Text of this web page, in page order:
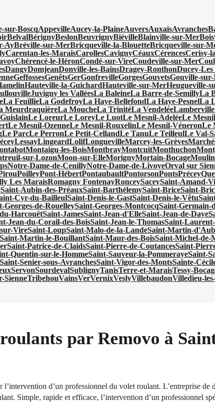
sur-BoscqAppevilleAucey-la-PlaineAuversAuxaisAvranches
BelvalBérignyBeslonBeuvrignyBiévilleBlainville-sur-Mer
AyBréville-sur-MerBricqueville-la-BlouetteBricqueville-sur-
Carentan-les-MaraisCarollesCavignyCéauxCérencesCerisy-
Chérencé-le-HéronCondé-sur-VireCoudeville-sur-Mer
DangyDomjeanDonville-les-BainsDragey-RonthonDucey-
GeffossesGenêtsGerGonfrevilleGorgesGouvetsGouville-
Hauteville-la-GuichardHauteville-sur-MerHeugueville-
Juvigny les ValléesLa BaleineLa Barre-de-SemillyLa
La FeuillieLa GodefroyLa Haye-BellefondLa Haye-PesnelLa
MeurdraquièreLa MoucheLa TrinitéLa VendeléeLamberville
Le LoreurLe LoreyLe LuotLe Mesnil-AdeléeLe
Le Mesnil-OzenneLe Mesnil-RouxelinLe Mesnil-VéneronLe
Le ParcLe PerronLe Petit-CellandLe TanuLe TeilleulLe Val-
LessayLingeardLolifLonguevilleMarcey-les-Grèves
Montaigu-les-BoisMontbrayMontcuitMonthuchon
sur-LozonMoon-sur-ElleMorignyMortain-Bocage
Notre-Dame-de-CenillyNotre-Dame-de-LivoyeOrval sur
PoilleyPont-HébertPontaubaultPontorsonPontsPrécey
Les MaraisRomagny FontenayRonceySaceySaint-Amand-
Saint-Aubin-des-PréauxSaint-BarthélemySaint-BriceSaint-
Cyr-du-BailleulSaint-Denis-le-GastSaint-Denis-le-Vêtu
Georges-de-RouelleySaint-Georges-MontcocqSaint-Germain-
HarcouëtSaint-JamesSaint-Jean-d'ElleSaint-Jean-de-Daye
Jean-du-Corail-des-BoisSaint-Jean-le-ThomasSaint-
VireSaint-LoupSaint-Malo-de-la-LandeSaint-Martin-
Saint-Martin-le-BouillantSaint-Maur-des-BoisSaint-Michel-de-
Saint-Patrice-de-ClaidsSaint-Pierre-de-CoutancesSaint-
Quentin-sur-le-HommeSaint-Sauveur-la-PommerayeSaint-
Saint-Senier-sous-AvranchesSaint-Vigor-des-MontsSainte-
ServonSourdevalSublignyTanisTerre-et-MaraisTessy-
SienneTribehouVainsVerVernixVeslyVillebaudonVilledieu-
par Removo à
d’un professionnel du volet roulant. L’entreprise de
Simple, rapide et efficace, l’intervention d’un professionnel